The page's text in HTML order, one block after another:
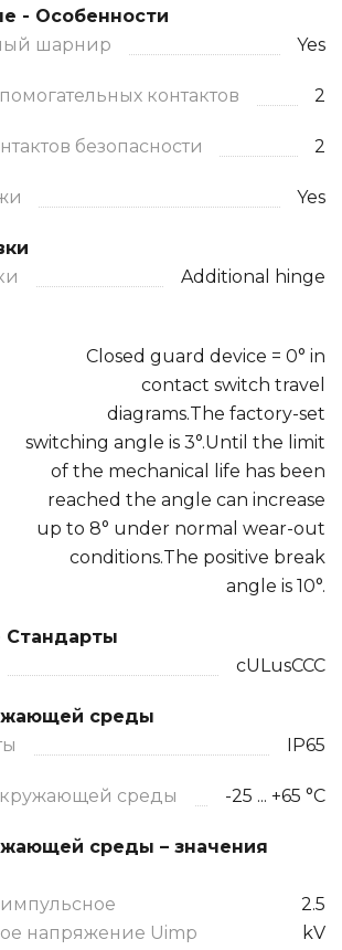
- Особенности
шарнир
Yes
контактов 2
безопасности 2
Yes
Additional hinge
Closed guard device = 0° in
contact switch travel
diagrams.The factory-set
switching angle is 3°.Until the limit
of the mechanical life has been
reached the angle can increase
up to 8° under normal wear-out
conditions.The positive break
angle is 10°.
Стандарты
cULusCCC
среды
IP65
среды -25 ... +65 °C
среды – значения
напряжение Uimp
2.5
kV